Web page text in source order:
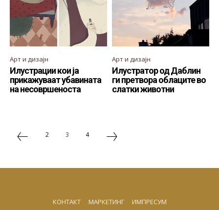
Арт и дизајн
Илустрации кои ја
прикажуваат убавината
на несовршеноста
Арт и дизајн
Илустратор од Даблин
ги претвора облаците во
слатки животни
2 3 4
КОНТАКТ МАРКЕТИНГ ИМПРЕСУМ